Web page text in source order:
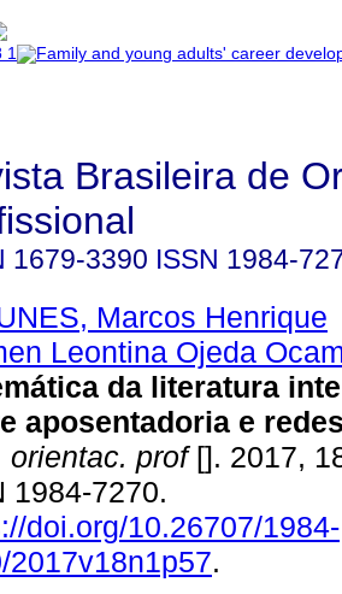
Brasileira de
1679-3390 ISSN 1984-
Marcos Henrique
Leontina Ojeda
da literatura
aposentadoria e
orientac. prof[]. 2017,
1984-7270.
doi.org/10.26707/1984-
2017v18n1p57.